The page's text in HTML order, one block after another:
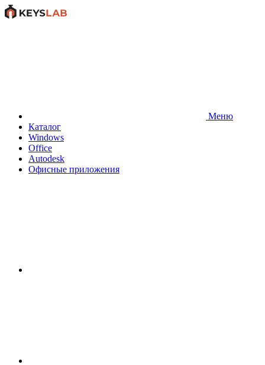
Меню
Каталог
Windows
Office
Autodesk
Офисные приложения